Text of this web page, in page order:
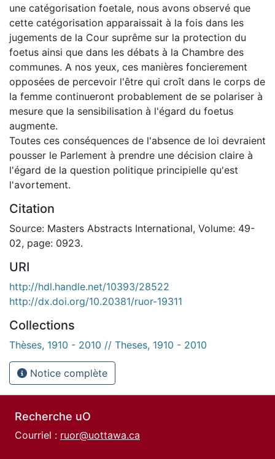
une catégorisation foetale, nous avons observé que
cette catégorisation apparaissait à la fois dans les
jugements de la Cour suprême sur la protection du
foetus ainsi que dans les débats à la Chambre des
communes. A nos yeux, ces manières foncierement
opposées de percevoir l'être qui croît dans le corps de
la femme continueront probablement de se polariser à
mesure que la sensibilisation à l'égard du foetus
augmente.
Toutes ces conséquences de l'absence de loi devraient
pousser le Parlement à prendre une décision claire à
l'égard de la question politique principielle qu'est
l'avortement.
Citation
Source: Masters Abstracts International, Volume: 49-
02, page: 0923.
URI
http://hdl.handle.net/10393/28522
http://dx.doi.org/10.20381/ruor-19311
Collections
Thèses, 1910 - 2010 // Theses, 1910 - 2010
Notice complète
Recherche uO
Courriel : ruor@uottawa.ca